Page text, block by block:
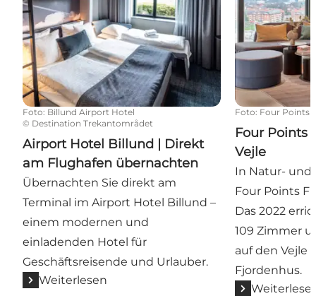
Foto: Billund Airport Hotel
© Destination Trekantområdet
Airport Hotel Billund | Direkt
am Flughafen übernachten
Übernachten Sie direkt am
Terminal im Airport Hotel Billund –
einem modernen und
einladenden Hotel für
Geschäftsreisende und Urlauber.
Weiterlesen
Foto: Four Points
Four Points
Vejle
In Natur- und
Four Points
Das 2022
109 Zimmer
auf den Vejle
Fjordenhus.